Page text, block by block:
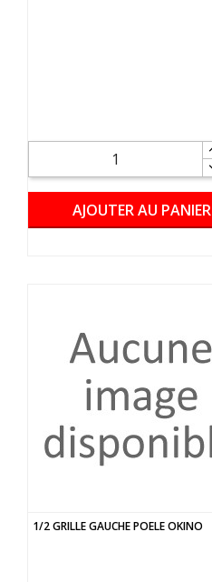
AJOUTER AU PANIER
1/2 GRILLE GAUCHE POELE OKINO